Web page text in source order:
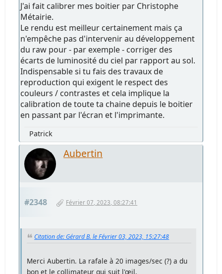
J'ai fait calibrer mes boitier par Christophe
Métairie.
Le rendu est meilleur certainement mais ça
n'empêche pas d'intervenir au développement
du raw pour - par exemple - corriger des
écarts de luminosité du ciel par rapport au sol.
Indispensable si tu fais des travaux de
reproduction qui exigent le respect des
couleurs / contrastes et cela implique la
calibration de toute ta chaine depuis le boitier
en passant par l'écran et l'imprimante.
Patrick
Aubertin
#2348 Février 07, 2023, 08:27:41
Citation de: Gérard B. le Février 03, 2023, 15:27:48
Merci Aubertin. La rafale à 20 images/sec (?) a du
bon et le collimateur qui suit l'œil.